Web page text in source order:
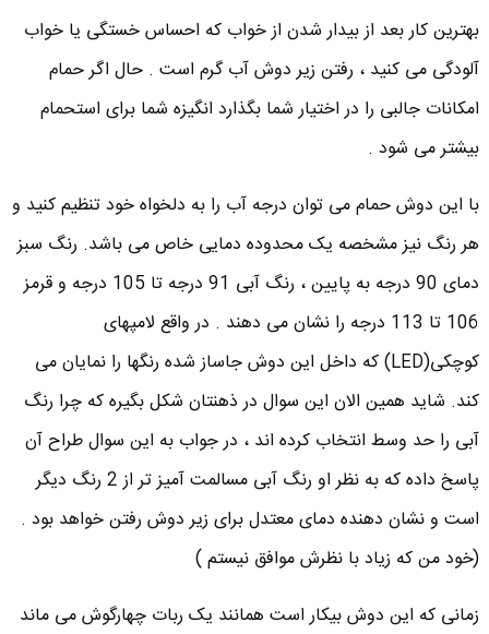
بهترین کار بعد از بیدار شدن از خواب که احساس خستگی یا خواب
آلودگی می کنید ، رفتن زیر دوش آب گرم است . حال اگر حمام
امکانات جالبی را در اختیار شما بگذارد انگیزه شما برای استحمام
بیشتر می شود .
با این دوش حمام می توان درجه آب را به دلخواه خود تنظیم کنید و
هر رنگ نیز مشخصه یک محدوده دمایی خاص می باشد. رنگ سبز
دمای 90 درجه به پایین ، رنگ آبی 91 درجه تا 105 درجه و قرمز
106 تا 113 درجه را نشان می دهند . در واقع لامپهای
کوچکی(LED) که داخل این دوش جاساز شده رنگها را نمایان می
کند. شاید همین الان این سوال در ذهنتان شکل بگیره که چرا رنگ
آبی را حد وسط انتخاب کرده اند ، در جواب به این سوال طراح آن
پاسخ داده که به نظر او رنگ آبی مسالمت آمیز تر از 2 رنگ دیگر
است و نشان دهنده دمای معتدل برای زیر دوش رفتن خواهد بود .
(خود من که زیاد با نظرش موافق نیستم )
زمانی که این دوش بیکار است همانند یک ربات چهارگوش می ماند